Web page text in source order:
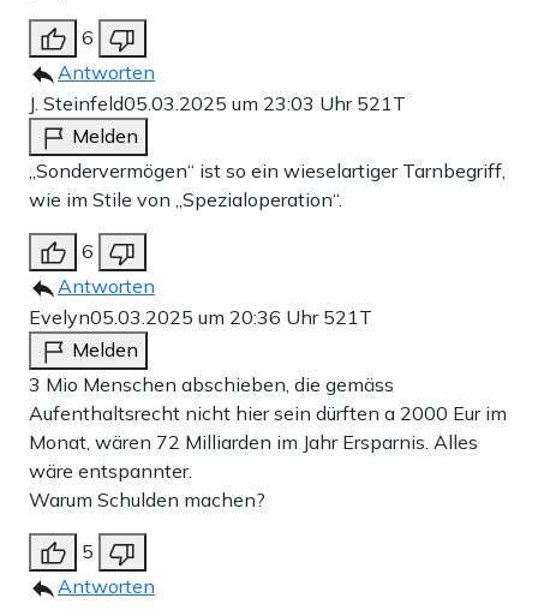
6
Antworten
J. Steinfeld05.03.2025 um 23:03 Uhr 521T
Melden
„Sondervermögen“ ist so ein wieselartiger Tarnbegriff,
wie im Stile von „Spezialoperation“.
6
Antworten
Evelyn05.03.2025 um 20:36 Uhr 521T
Melden
3 Mio Menschen abschieben, die gemäss
Aufenthaltsrecht nicht hier sein dürften a 2000 Eur im
Monat, wären 72 Milliarden im Jahr Ersparnis. Alles
wäre entspannter.
Warum Schulden machen?
5
Antworten